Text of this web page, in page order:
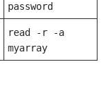
password
read -r -a
myarray